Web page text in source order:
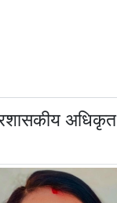
अधिकृत